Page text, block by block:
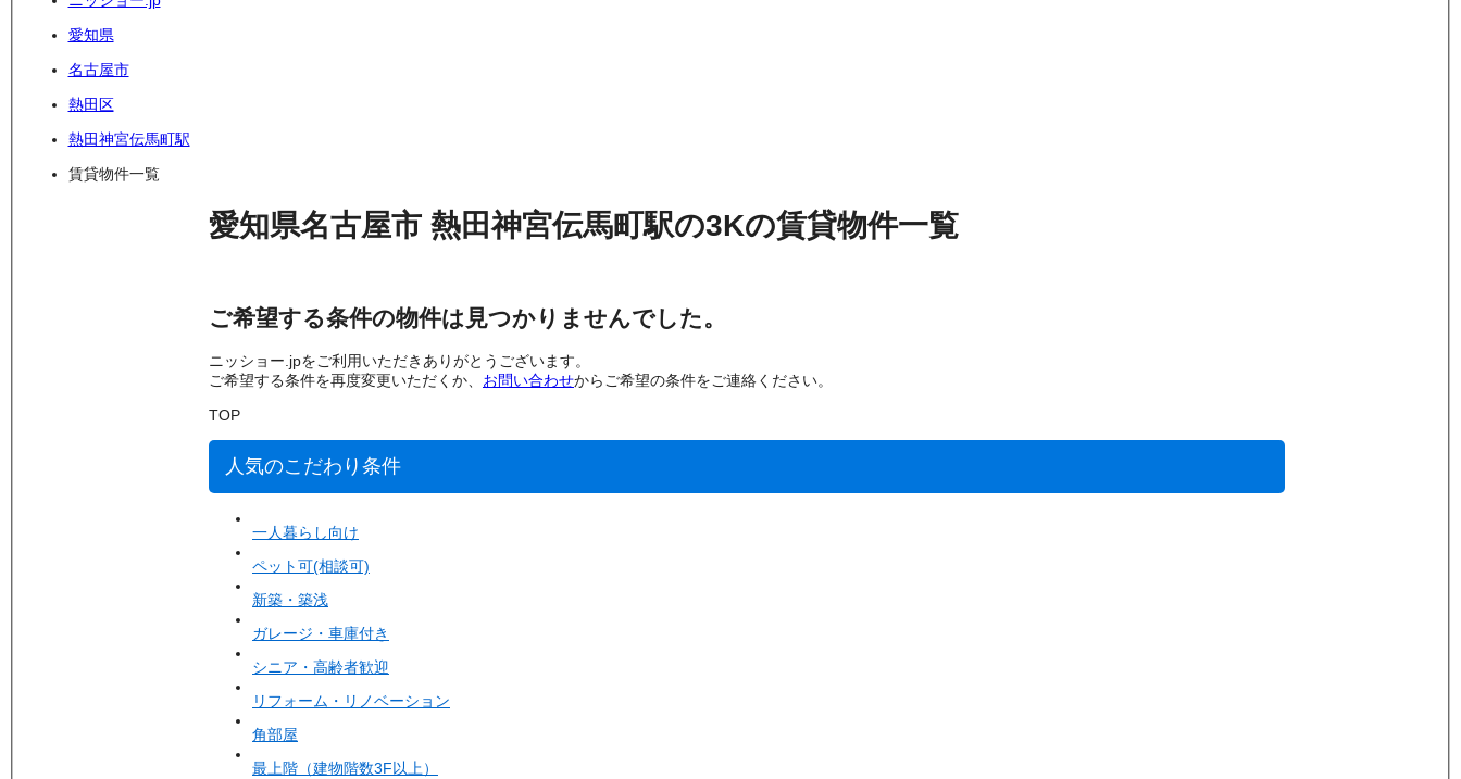
愛知県
名古屋市
熱田区
熱田神宮伝馬町駅
賃貸物件一覧
愛知県名古屋市 熱田神宮伝馬町駅の3Kの賃貸物件一覧
ご希望する条件の物件は見つかりませんでした。
ニッショー.jpをご利用いただきありがとうございます。
ご希望する条件を再度変更いただくか、 お問い合わせからご希望の条件をご連絡ください。
TOP
人気のこだわり条件
一人暮らし向け
ペット可(相談可)
新築・築浅
ガレージ・車庫付き
シニア・高齢者歓迎
リフォーム・リノベーション
角部屋
最上階（建物階数3F以上）